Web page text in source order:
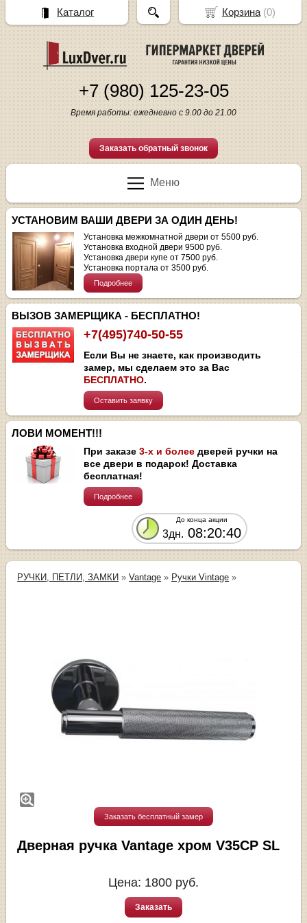
+7 (980) 125-23-05
Время работы: ежедневно с 9.00 до 21.00
Заказать обратный звонок
Меню
УСТАНОВИМ ВАШИ ДВЕРИ ЗА ОДИН ДЕНЬ!
Установка межкомнатной двери от 5500 руб.
Установка входной двери 9500 руб.
Установка двери купе от 7500 руб.
Установка портала от 3500 руб.
Подробнее
ВЫЗОВ ЗАМЕРЩИКА - БЕСПЛАТНО!
+7(495)740-50-55
Если Вы не знаете, как производить
замер, мы сделаем это за Вас
БЕСПЛАТНО.
Оставить заявку
ЛОВИ МОМЕНТ!!!
При заказе3-х и более дверей ручки на
все двери в подарок! Доставка
бесплатная!
Подробнее
До конца акции
3дн. 08:20:40
РУЧКИ, ПЕТЛИ, ЗАМКИ »Vantage » Ручки Vintage »
Заказать бесплатный замер
Дверная ручка Vantage хром V35CP SL
Цена: 1800 руб.
Заказать
Корзина(0)
Каталог